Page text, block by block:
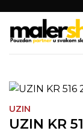
content
UZIN
UZIN KR